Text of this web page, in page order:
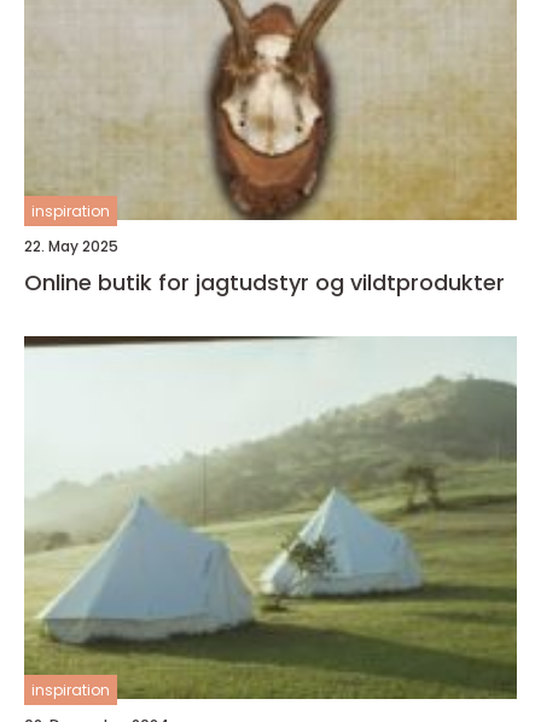
inspiration
22. May 2025
Online butik for jagtudstyr og vildtprodukter
inspiration